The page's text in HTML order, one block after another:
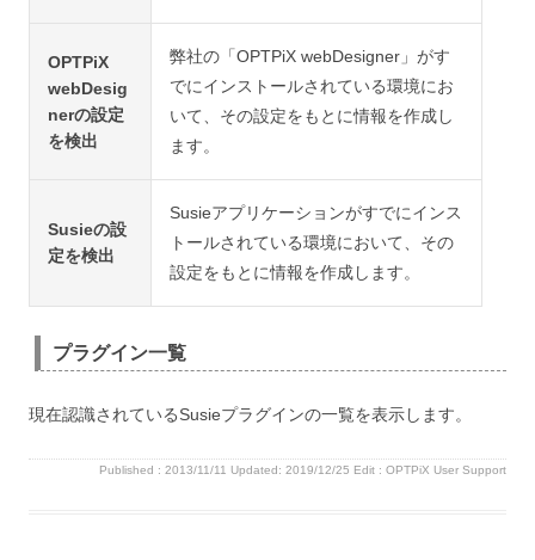
OPTPiX
webDesig
nerの設定
を検出
弊社の「OPTPiX webDesigner」がす
でにインストールされている環境にお
いて、その設定をもとに情報を作成し
ます。
Susieの設
定を検出
Susieアプリケーションがすでにインス
トールされている環境において、その
設定をもとに情報を作成します。
プラグイン一覧
現在認識されているSusieプラグインの一覧を表示します。
Published : 2013/11/11 Updated: 2019/12/25 Edit : OPTPiX User Support